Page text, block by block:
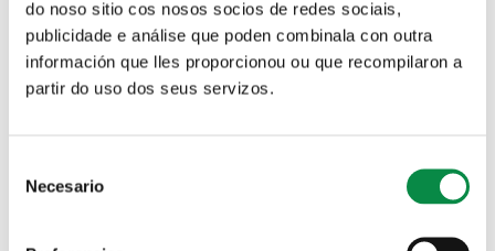
do noso sitio cos nosos socios de redes sociais,
publicidade e análise que poden combinala con outra
información que lles proporcionou ou que recompilaron a
partir do uso dos seus servizos.
Selection
Necesario
Bolsas de trabajo
Convenios y pactos
Representación del personal